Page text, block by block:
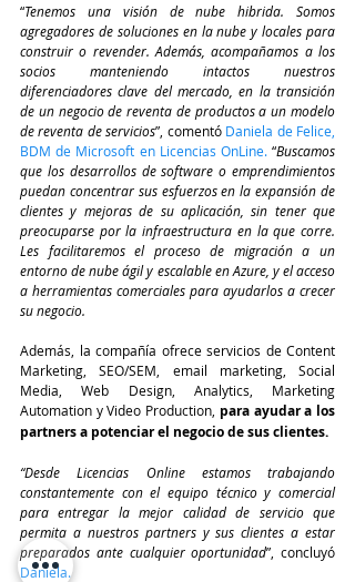
“Tenemos una visión de nube hibrida. Somos
agregadores de soluciones en la nube y locales para
construir o revender. Además, acompañamos a los
socios manteniendo intactos nuestros
diferenciadores clave del mercado, en la transición
de un negocio de reventa de productos a un modelo
de reventa de servicios”, comentó Daniela de Felice,
BDM de Microsoft en Licencias OnLine. “Buscamos
que los desarrollos de software o emprendimientos
puedan concentrar sus esfuerzos en la expansión de
clientes y mejoras de su aplicación, sin tener que
preocuparse por la infraestructura en la que corre.
Les facilitaremos el proceso de migración a un
entorno de nube ágil y escalable en Azure, y el acceso
a herramientas comerciales para ayudarlos a crecer
su negocio.
Además, la compañía ofrece servicios de Content
Marketing, SEO/SEM, email marketing, Social
Media, Web Design, Analytics, Marketing
Automation y Video Production, para ayudar a los
partners a potenciar el negocio de sus clientes.
“Desde Licencias Online estamos trabajando
constantemente con el equipo técnico y comercial
para entregar la mejor calidad de servicio que
permita a nuestros partners y sus clientes a estar
preparados ante cualquier oportunidad
Daniela.